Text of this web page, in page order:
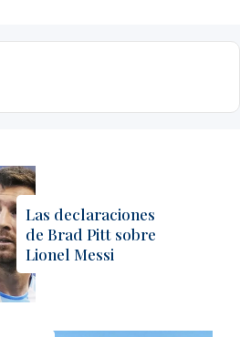
Las declaraciones
de Brad Pitt sobre
Lionel Messi